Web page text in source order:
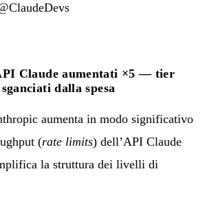
Claude aumentati ×5 — tier
dalla spesa
aumenta in modo significativo
(rate limits) dell’API Claude
la struttura dei livelli di